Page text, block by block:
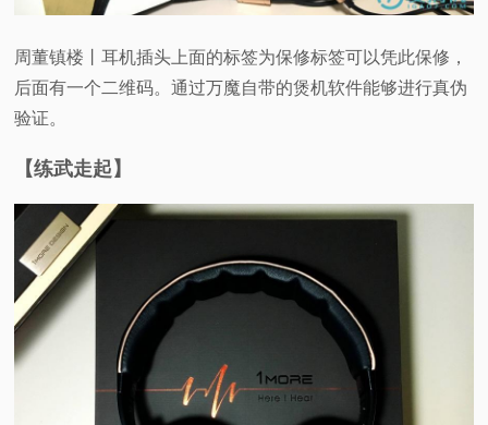
周董镇楼丨耳机插头上面的标签为保修标签可以凭此保修，
后面有一个二维码。通过万魔自带的煲机软件能够进行真伪
验证。
【练武走起】